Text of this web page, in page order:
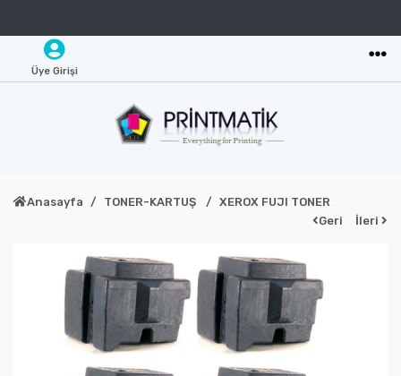
Üye Girişi
Anasayfa TONER-KARTUŞ
XEROX FUJI TONER
Geri
İleri